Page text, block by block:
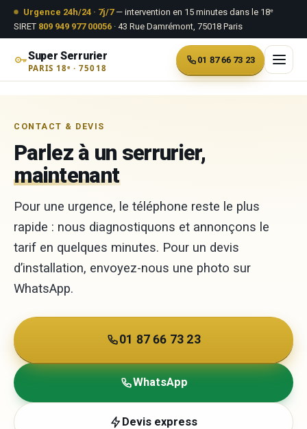
Aller au contenu
Urgence 24h/24 · 7j/7— intervention en 15 minutes dans le 18ᵉ
SIRET 809 949 977 00056 · 43 Rue Damrémont, 75018 Paris
Super Serrurier
PARIS 18ᵉ · 75018
01 87 66 73 23
CONTACT & DEVIS
Parlez à un serrurier,
maintenant
Pour une urgence, le téléphone reste le plus
rapide : nous diagnostiquons et annonçons le
tarif en quelques minutes. Pour un devis
d’installation, envoyez-nous une photo sur
WhatsApp.
01 87 66 73 23
WhatsApp
Devis express